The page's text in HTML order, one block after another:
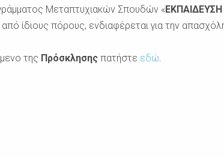
Μεταπτυχιακών Σπουδών «ΕΚΠΑΙΔΕΥΣΗ
από ίδιους πόρους, ενδιαφέρεται για την
της Πρόσκλησης πατήστε εδώ.